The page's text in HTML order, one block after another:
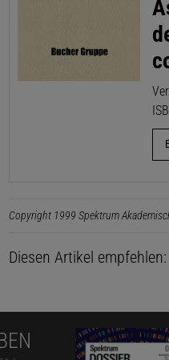
Copyright 1999 Spektrum
Diesen Artikel empfehlen: